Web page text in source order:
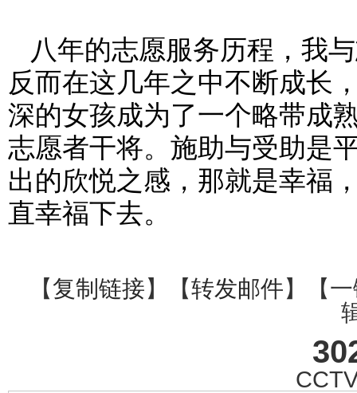
八年的志愿服务历程，我
反而在这几年之中不断成长
深的女孩成为了一个略带成
志愿者干将。施助与受助是
出的欣悦之感，那就是幸福
直幸福下去。
【复制链接】【转发邮件】【